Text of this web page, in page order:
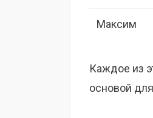
Максим
Каждое из
основой